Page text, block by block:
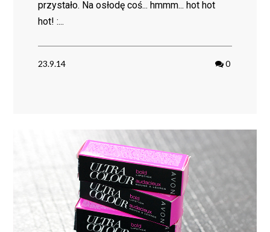
przystało. Na osłodę coś... hmmm... hot hot
hot! :...
23.9.14 0